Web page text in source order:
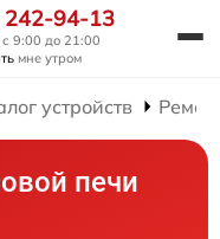
242-94-13
9:00 до 21:00
мне утром
устройств
печи